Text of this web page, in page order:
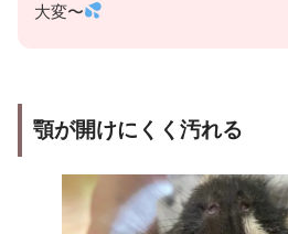
大変〜
顎が開けにく く汚れる